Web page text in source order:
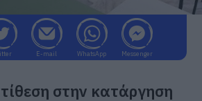
E-mail WhatsApp Messenger
στην κατάργηση